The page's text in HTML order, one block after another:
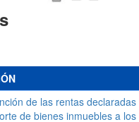
de las rentas declaradas
de bienes inmuebles a los